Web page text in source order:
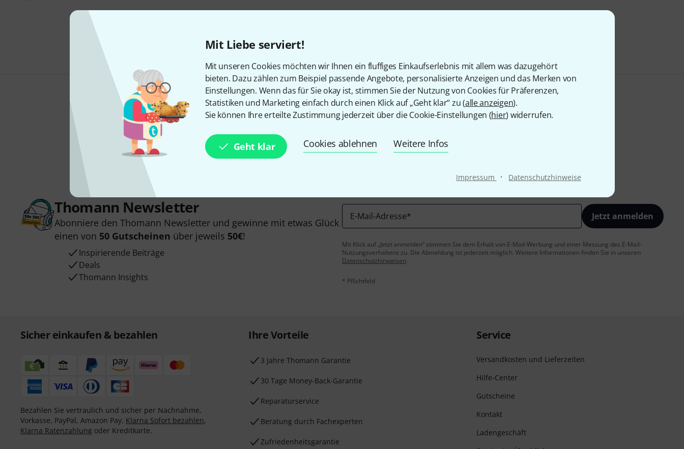
Mit Liebe serviert!
Mit unseren Cookies möchten wir Ihnen ein fluffiges Einkaufserlebnis mit allem was dazugehört
bieten. Dazu zählen zum Beispiel passende Angebote, personalisierte Anzeigen und das Merken von
Einstellungen. Wenn das für Sie okay ist, stimmen Sie der Nutzung von Cookies für Präferenzen,
Statistiken und Marketing einfach durch einen Klick auf „Geht klar“ zu (alle anzeigen).
Sie können Ihre erteilte Zustimmung jederzeit über die Cookie-Einstellungen (hier) widerrufen.
Geht klar Cookies ablehnen Weitere Infos
Impressum · Datenschutzhinweise
Gefällt Ihnen, was Sie sehen?
Thomann Newsletter
Abonniere den Thomann Newsletter und gewinne mit etwas Glück
einen von 50 Gutscheinen über jeweils 50€!
Inspirierende Beiträge
Deals
Thomann Insights
E-Mail-Adresse* Jetzt anmelden
Mit Klick auf „Jetzt anmelden“ stimmen Sie dem Erhalt von E-Mail-Werbung und einer Messung des E-Mail-
Nutzungsverhaltens zu. Die Abmeldung ist jederzeit möglich. Weitere Informationen finden Sie in unseren
Datenschutzhinweisen.
* Pflichtfeld
Sicher einkaufen & bezahlen
Bezahlen Sie vertraulich und sicher per Nachnahme,
Vorkasse, PayPal, Amazon Pay, Klarna Sofort bezahlen,
Klarna Ratenzahlung oder Kreditkarte.
Ihre Vorteile
3 Jahre Thomann Garantie
30 Tage Money-Back-Garantie
Reparaturservice
Beratung durch Fachexperten
Zufriedenheitsgarantie
Service
Versandkosten und Lieferzeiten
Hilfe-Center
Gutscheine
Kontakt
Ladengeschäft